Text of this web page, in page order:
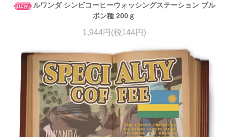
ルワンダ シンビコーヒーウォッシングステーション ブル
ボン種 200ｇ
1,944円(税144円)